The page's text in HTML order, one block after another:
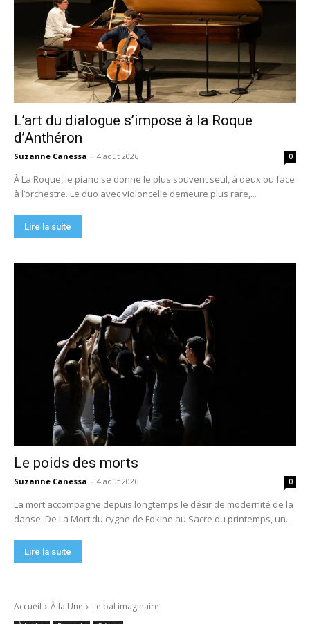
L’art du dialogue s’impose à la Roque
d’Anthéron
Suzanne Canessa - 4 août 2026 0
À La Roque, le piano se donne le plus souvent seul, à deux ou face
à l’orchestre. Le duo avec violoncelle demeure plus rare,...
Lire la suite
Le poids des morts
Suzanne Canessa - 4 août 2026 0
La mort accompagne depuis longtemps le désir de modernité de la
danse. De La Mort du cygne de Fokine au Sacre du printemps, un...
Lire la suite